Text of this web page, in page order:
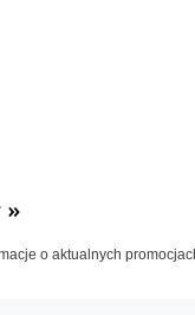
»
o aktualnych